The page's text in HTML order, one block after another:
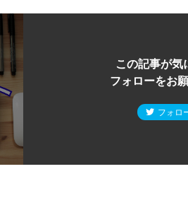
この記事が気
フォローをお
フォロ